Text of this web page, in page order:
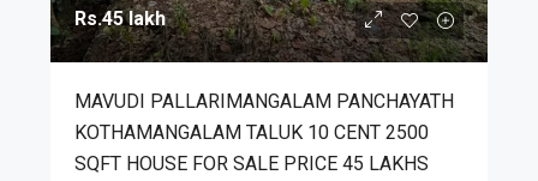
Rs.45 lakh
MAVUDI PALLARIMANGALAM PANCHAYATH
KOTHAMANGALAM TALUK 10 CENT 2500
SQFT HOUSE FOR SALE PRICE 45 LAKHS